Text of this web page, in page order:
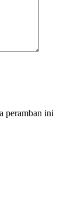
peramban ini